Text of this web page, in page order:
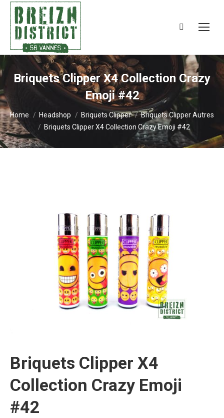
Search:
Briquets Clipper X4 Collection Crazy
Emoji #42
You are here:
Home Headshop Briquets Clipper
Briquets Clipper Autres
Briquets Clipper X4 Collection Crazy Emoji #42
Briquets Clipper X4
Collection Crazy Emoji
#42